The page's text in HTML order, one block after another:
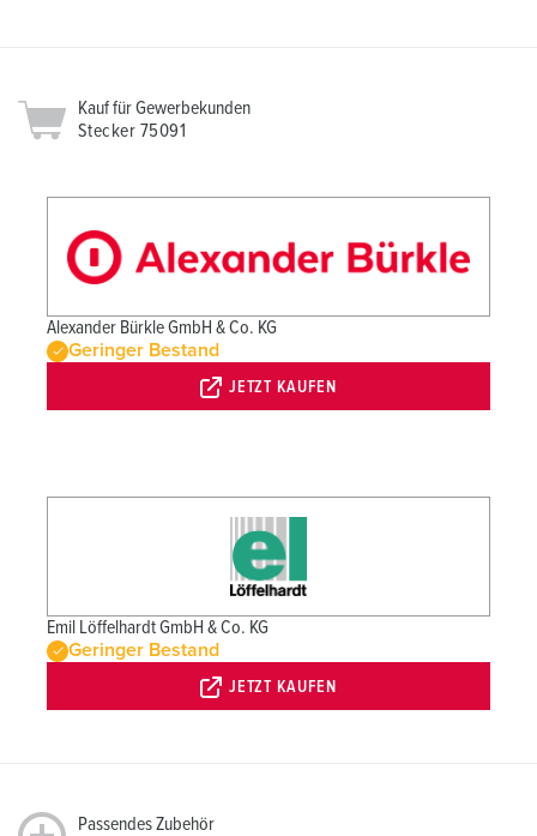
Kauf für Gewerbekunden
Stecker 75091
Alexander Bürkle GmbH & Co. KG
Geringer Bestand
JETZT KAUFEN
Emil Löffelhardt GmbH & Co. KG
Geringer Bestand
JETZT KAUFEN
Passendes Zubehör